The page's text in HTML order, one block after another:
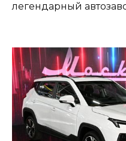
легендарный